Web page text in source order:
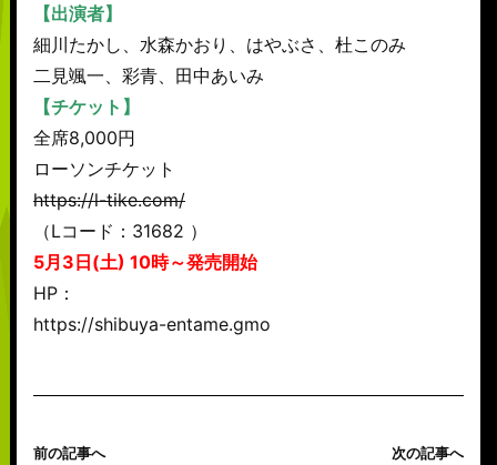
【出演者】
細川たかし、水森かおり、はやぶさ、杜このみ
二見颯一、彩青、田中あいみ
【チケット】
全席8,000円
ローソンチケット
https://l-tike.com/
（Lコード：31682 ）
5月3日(土) 10時～発売開始
HP：
https://shibuya-entame.gmo
前の記事へ 次の記事へ